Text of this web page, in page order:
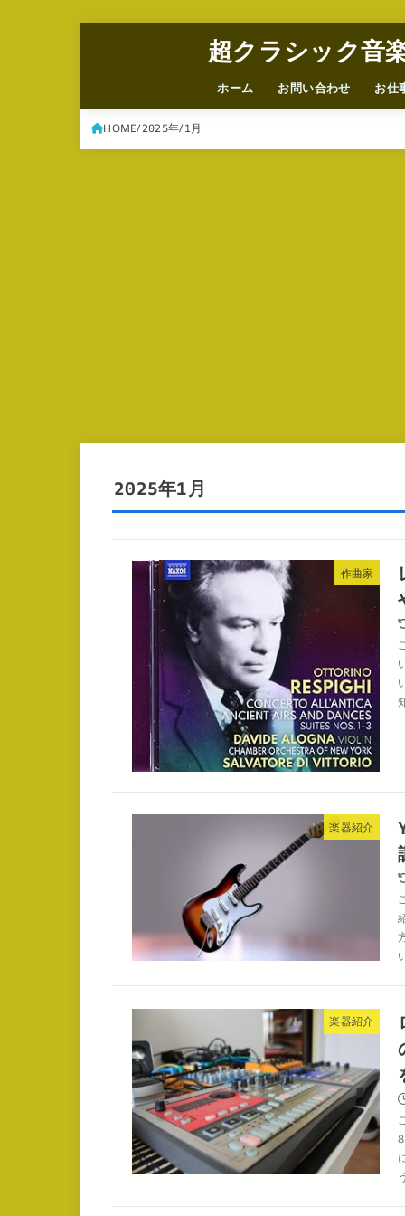
超クラシック音
ホーム お問い合わせ お仕
HOME 2025年 1月
2025年1月
作曲家
楽器紹介
楽器紹介